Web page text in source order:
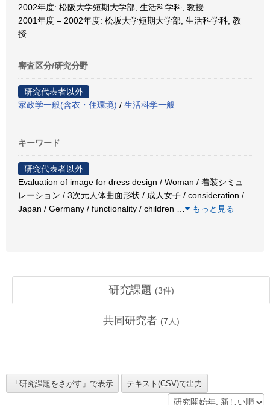
2002年度: 松阪大学短期大学部, 生活科学科, 教授
2001年度 – 2002年度: 松坂大学短期大学部, 生活科学科, 教
授
審査区分/研究分野
研究代表者以外
家政学一般(含衣・住環境) / 生活科学一般
キーワード
研究代表者以外
Evaluation of image for dress design / Woman / 着装シミュ
レーション / 3次元人体曲面形状 / 成人女子 / consideration /
Japan / Germany / functionality / children
もっと見る
研究課題 (3件)
共同研究者 (7 人)